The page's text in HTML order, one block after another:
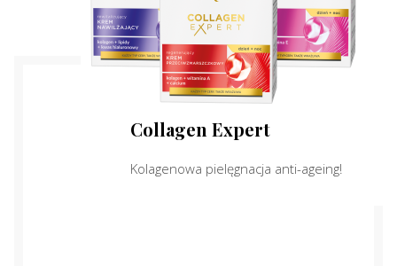
Collagen Expert
Kolagenowa pielęgnacja anti-ageing!